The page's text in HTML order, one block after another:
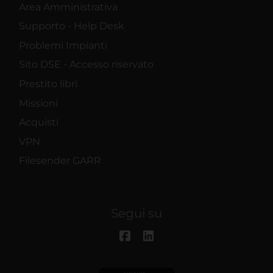
Area Amministrativa
Supporto - Help Desk
Problemi Impianti
Sito DSE - Accesso riservato
Prestito libri
Missioni
Acquisti
VPN
Filesender GARR
Segui su